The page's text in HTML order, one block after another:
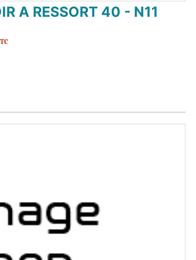
A RESSORT 40 - N11